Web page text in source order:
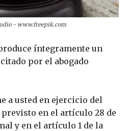
- www.freepik.com
íntegramente un
por el abogado
a usted en ejercicio del
en el artículo 28 de
y en el artículo 1 de la